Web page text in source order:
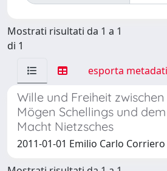
Mostrati risultati da 1 a 1
di 1
esporta metadati
Wille und Freiheit
Mögen Schellings und
Macht Nietzsches
2011-01-01 Emilio Carlo Corriero